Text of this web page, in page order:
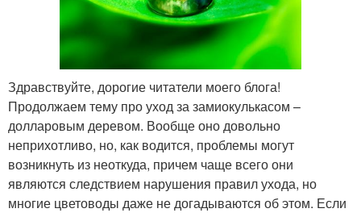
Здравствуйте, дорогие читатели моего блога!
Продолжаем тему про уход за замиокулькасом –
долларовым деревом. Вообще оно довольно
неприхотливо, но, как водится, проблемы могут
возникнуть из неоткуда, причем чаще всего они
являются следствием нарушения правил ухода, но
многие цветоводы даже не догадываются об этом. Если